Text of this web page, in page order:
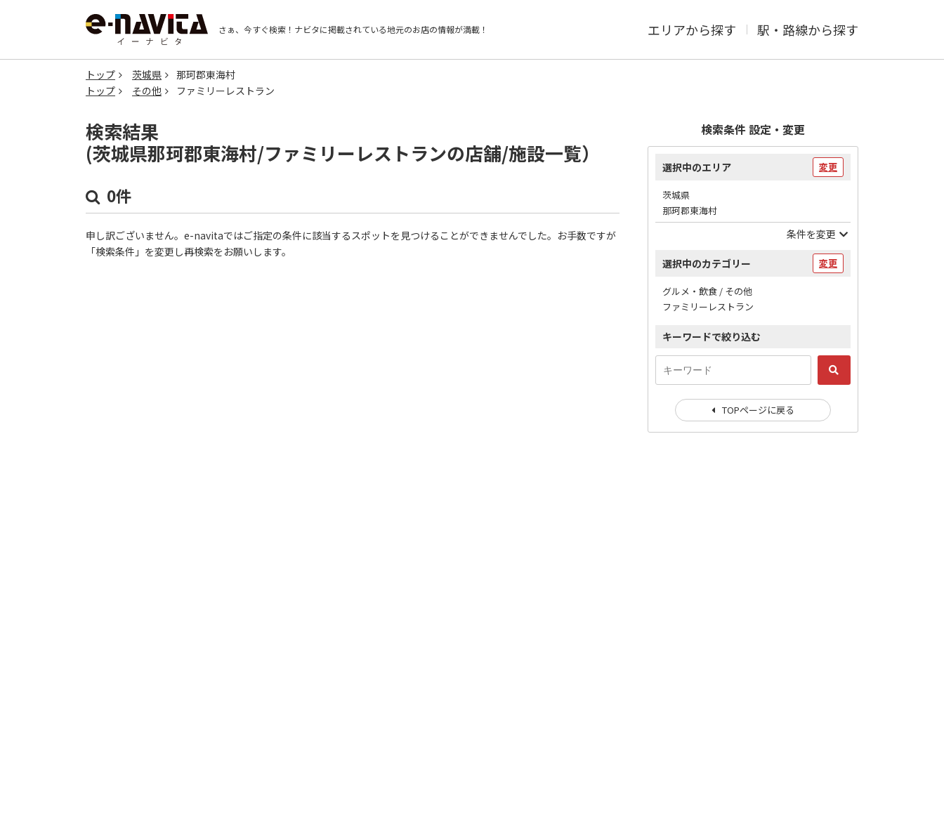
さぁ、今すぐ検索！ ナビタに掲載されている地元のお店の情報が満載！ エリアから探す 駅・路線から探す
トップ 茨城県
那珂郡東海村
トップ
その他 ファミリーレストラン
検索結果
(茨城県那珂郡東海村/ファミリーレストランの店舗/施設一覧）
0件
申し訳ございません。e-navitaではご指定の条件に該当するスポットを見つけることができませんでした。お手数ですが
「検索条件」を変更し再検索をお願いします。
検索条件 設定・変更
選択中のエリア 変更
茨城県
那珂郡東海村
条件を変更
選択中のカテゴリー 変更
グルメ・飲食 / その他
ファミリーレストラン
キーワードで絞り込む
TOPページに戻る